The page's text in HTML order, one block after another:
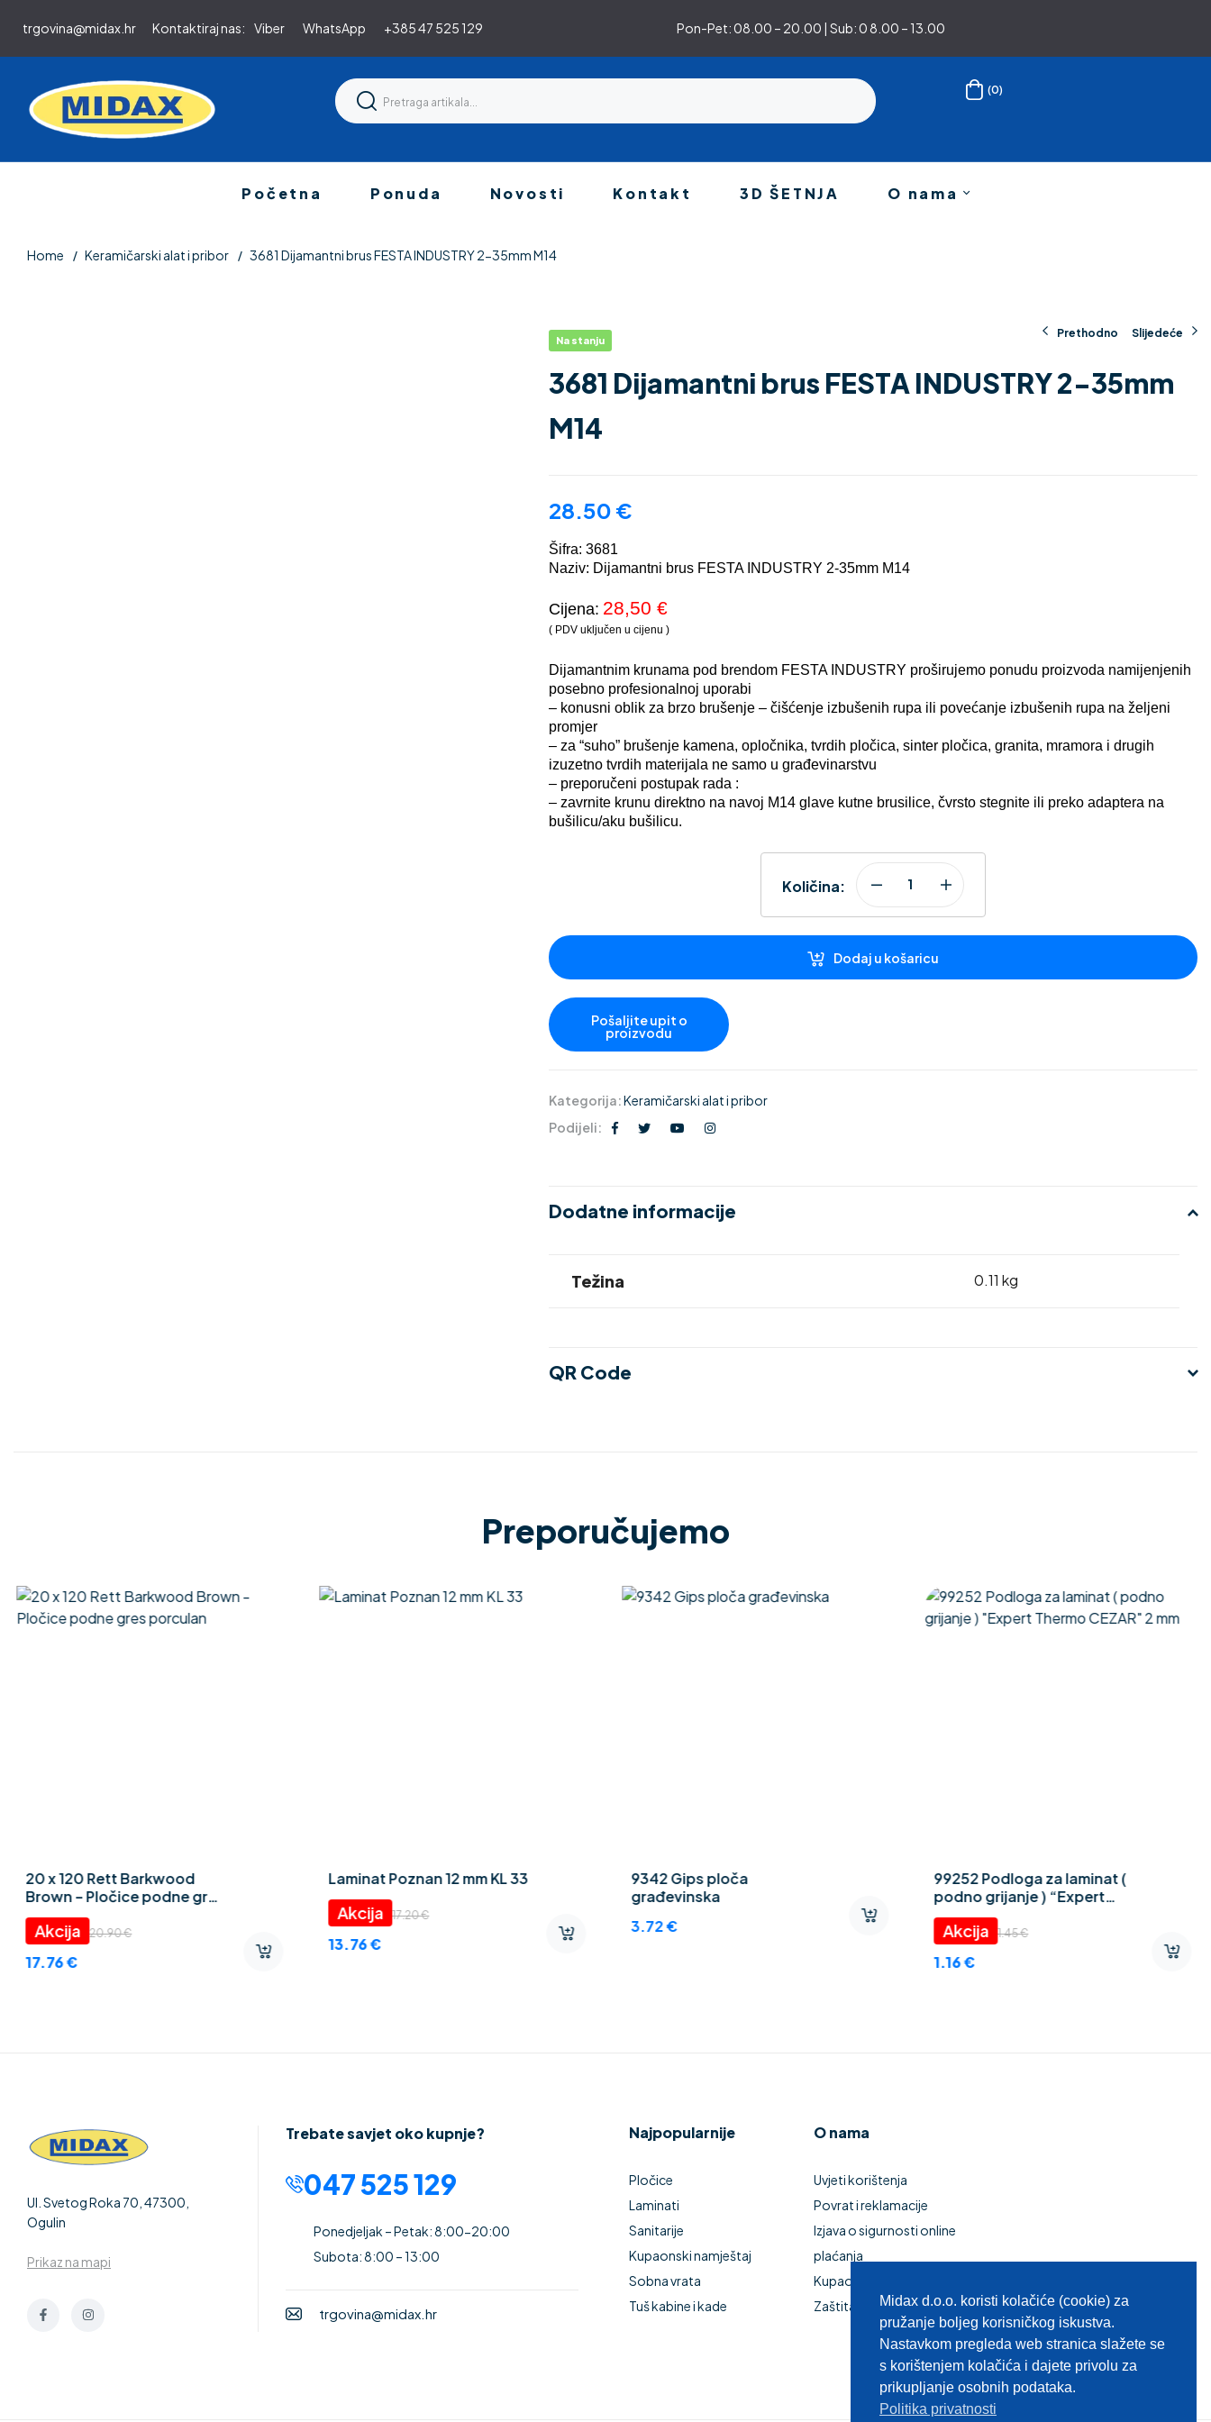
trgovina@midax.hr Kontaktiraj nas: Viber WhatsApp +385 47 525 129 Pon-Pet: 08.00 – 20.00 | Sub: 0 8.00 – 13.00
(0)
Početna Ponuda Novosti Kontakt 3D ŠETNJA O nama
Home Keramičarski alat i pribor 3681 Dijamantni brus FESTA INDUSTRY 2-35mm M14
Prethodno Slijedeće
Na stanju
3681 Dijamantni brus FESTA INDUSTRY 2-35mm
M14
28.50 €
Šifra: 3681
Naziv: Dijamantni brus FESTA INDUSTRY 2-35mm M14
Cijena: 28,50 €
( PDV uključen u cijenu )
Dijamantnim krunama pod brendom FESTA INDUSTRY proširujemo ponudu proizvoda namijenjenih
posebno profesionalnoj uporabi
– konusni oblik za brzo brušenje – čišćenje izbušenih rupa ili povećanje izbušenih rupa na željeni
promjer
– za “suho” brušenje kamena, opločnika, tvrdih pločica, sinter pločica, granita, mramora i drugih
izuzetno tvrdih materijala ne samo u građevinarstvu
– preporučeni postupak rada :
– zavrnite krunu direktno na navoj M14 glave kutne brusilice, čvrsto stegnite ili preko adaptera na
bušilicu/aku bušilicu.
Količina:
Dodaj u košaricu
Kategorija:Keramičarski alat i pribor
Podijeli:
Dodatne informacije
Težina 0.11 kg
QR Code
Preporučujemo
20 x 120 Rett Barkwood
Brown – Pločice podne gres
porculan
20.90€
17.76€
Laminat Poznan 12 mm KL 33
17.20€
13.76€
9342 Gips ploča
građevinska
3.72€
99252 Podloga za laminat (
podno grijanje ) “Expert
Thermo CEZAR” 2 mm
1.45€
1.16€
Ul. Svetog Roka 70, 47300,
Ogulin
Prikaz na mapi
Trebate savjet oko kupnje?
047 525 129
Ponedjeljak – Petak: 8:00-20:00
Subota: 8:00 – 13:00
trgovina@midax.hr
Najpopularnije
Pločice
Laminati
Sanitarije
Kupaonski namještaj
Sobna vrata
Tuš kabine i kade
O nama
Uvjeti korištenja
Povrat i reklamacije
Izjava o sigurnosti online
plaćanja
Kupaonski namještaj
Zaštita privatnostiMidax d.o.o. koristi kolačiće (cookie) za
pružanje boljeg korisničkog iskustva.
Nastavkom pregleda web stranica slažete se
s korištenjem kolačića i dajete privolu za
prikupljanje osobnih podataka.
Politika privatnosti